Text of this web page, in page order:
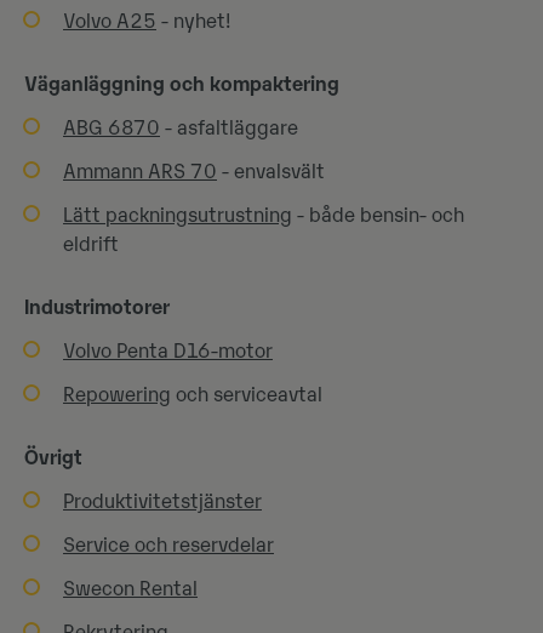
Volvo A25 - nyhet!
Väganläggning och kompaktering
ABG 6870 - asfaltläggare
Ammann ARS 70 - envalsvält
Lätt packningsutrustning - både bensin- och
eldrift
Industrimotorer
Volvo Penta D16-motor
Repowering och serviceavtal
Övrigt
Produktivitetstjänster
Service och reservdelar
Swecon Rental